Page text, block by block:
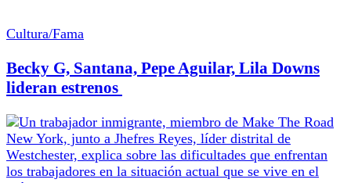
Cultura/Fama
Becky G, Santana, Pepe Aguilar, Lila Downs
lideran estrenos